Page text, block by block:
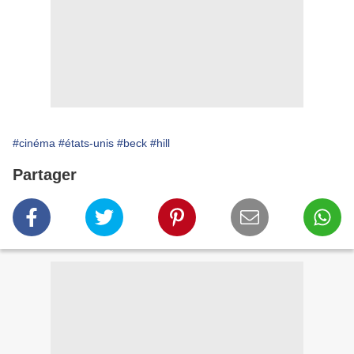
#cinéma #états-unis #beck #hill
Partager